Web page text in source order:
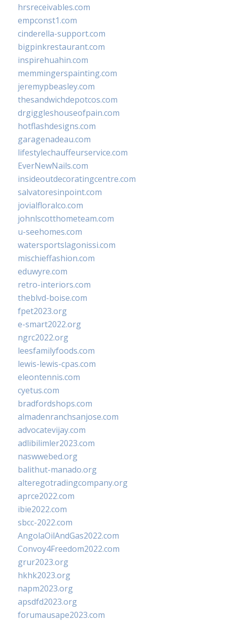
hrsreceivables.com
empconst1.com
cinderella-support.com
bigpinkrestaurant.com
inspirehuahin.com
memmingerspainting.com
jeremypbeasley.com
thesandwichdepotcos.com
drgiggleshouseofpain.com
hotflashdesigns.com
garagenadeau.com
lifestylechauffeurservice.com
EverNewNails.com
insideoutdecoratingcentre.com
salvatoresinpoint.com
jovialfloralco.com
johnlscotthometeam.com
u-seehomes.com
watersportslagonissi.com
mischieffashion.com
eduwyre.com
retro-interiors.com
theblvd-boise.com
fpet2023.org
e-smart2022.org
ngrc2022.org
leesfamilyfoods.com
lewis-lewis-cpas.com
eleontennis.com
cyetus.com
bradfordshops.com
almadenranchsanjose.com
advocatevijay.com
adlibilimler2023.com
naswwebed.org
balithut-manado.org
alteregotradingcompany.org
aprce2022.com
ibie2022.com
sbcc-2022.com
AngolaOilAndGas2022.com
Convoy4Freedom2022.com
grur2023.org
hkhk2023.org
napm2023.org
apsdfd2023.org
forumausape2023.com